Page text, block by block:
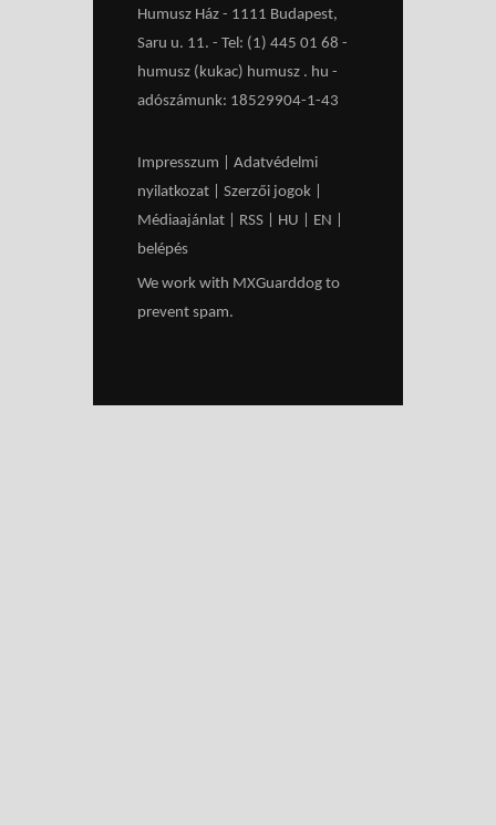
Humusz Ház - 1111 Budapest,
Saru u. 11. - Tel: (1) 445 01 68 -
humusz (kukac) humusz . hu -
adószámunk: 18529904-1-43
Impresszum
Adatvédelmi
nyilatkozat
Szerzői jogok
Médiaajánlat
RSS HU EN
belépés
We work with MXGuarddog to
prevent spam.